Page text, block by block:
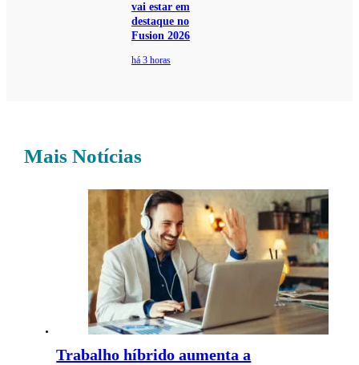
vai estar em
destaque no
Fusion 2026
há 3 horas
Mais Notícias
Trabalho híbrido aumenta a